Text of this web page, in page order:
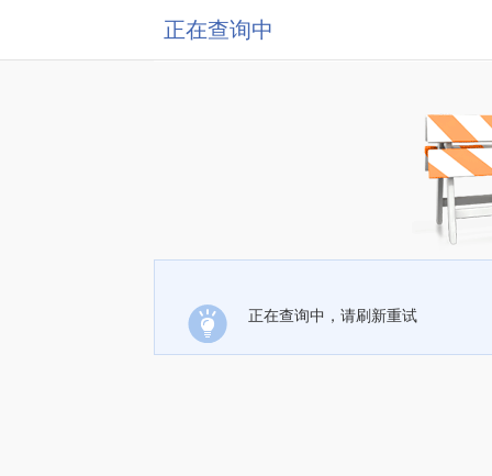
正在查询中
正在查询中，请刷新重试